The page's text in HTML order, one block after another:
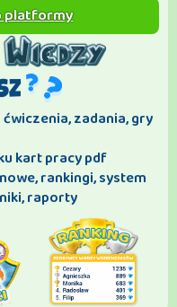
platformy
zadania, gry
kart pracy pdf
rankingi, system
raporty